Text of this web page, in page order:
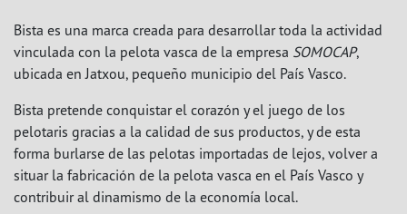
Bista es una marca creada para desarrollar toda la actividad
vinculada con la pelota vasca de la empresa SOMOCAP,
ubicada en Jatxou, pequeño municipio del País Vasco.
Bista pretende conquistar el corazón y el juego de los
pelotaris gracias a la calidad de sus productos, y de esta
forma burlarse de las pelotas importadas de lejos, volver a
situar la fabricación de la pelota vasca en el País Vasco y
contribuir al dinamismo de la economía local.